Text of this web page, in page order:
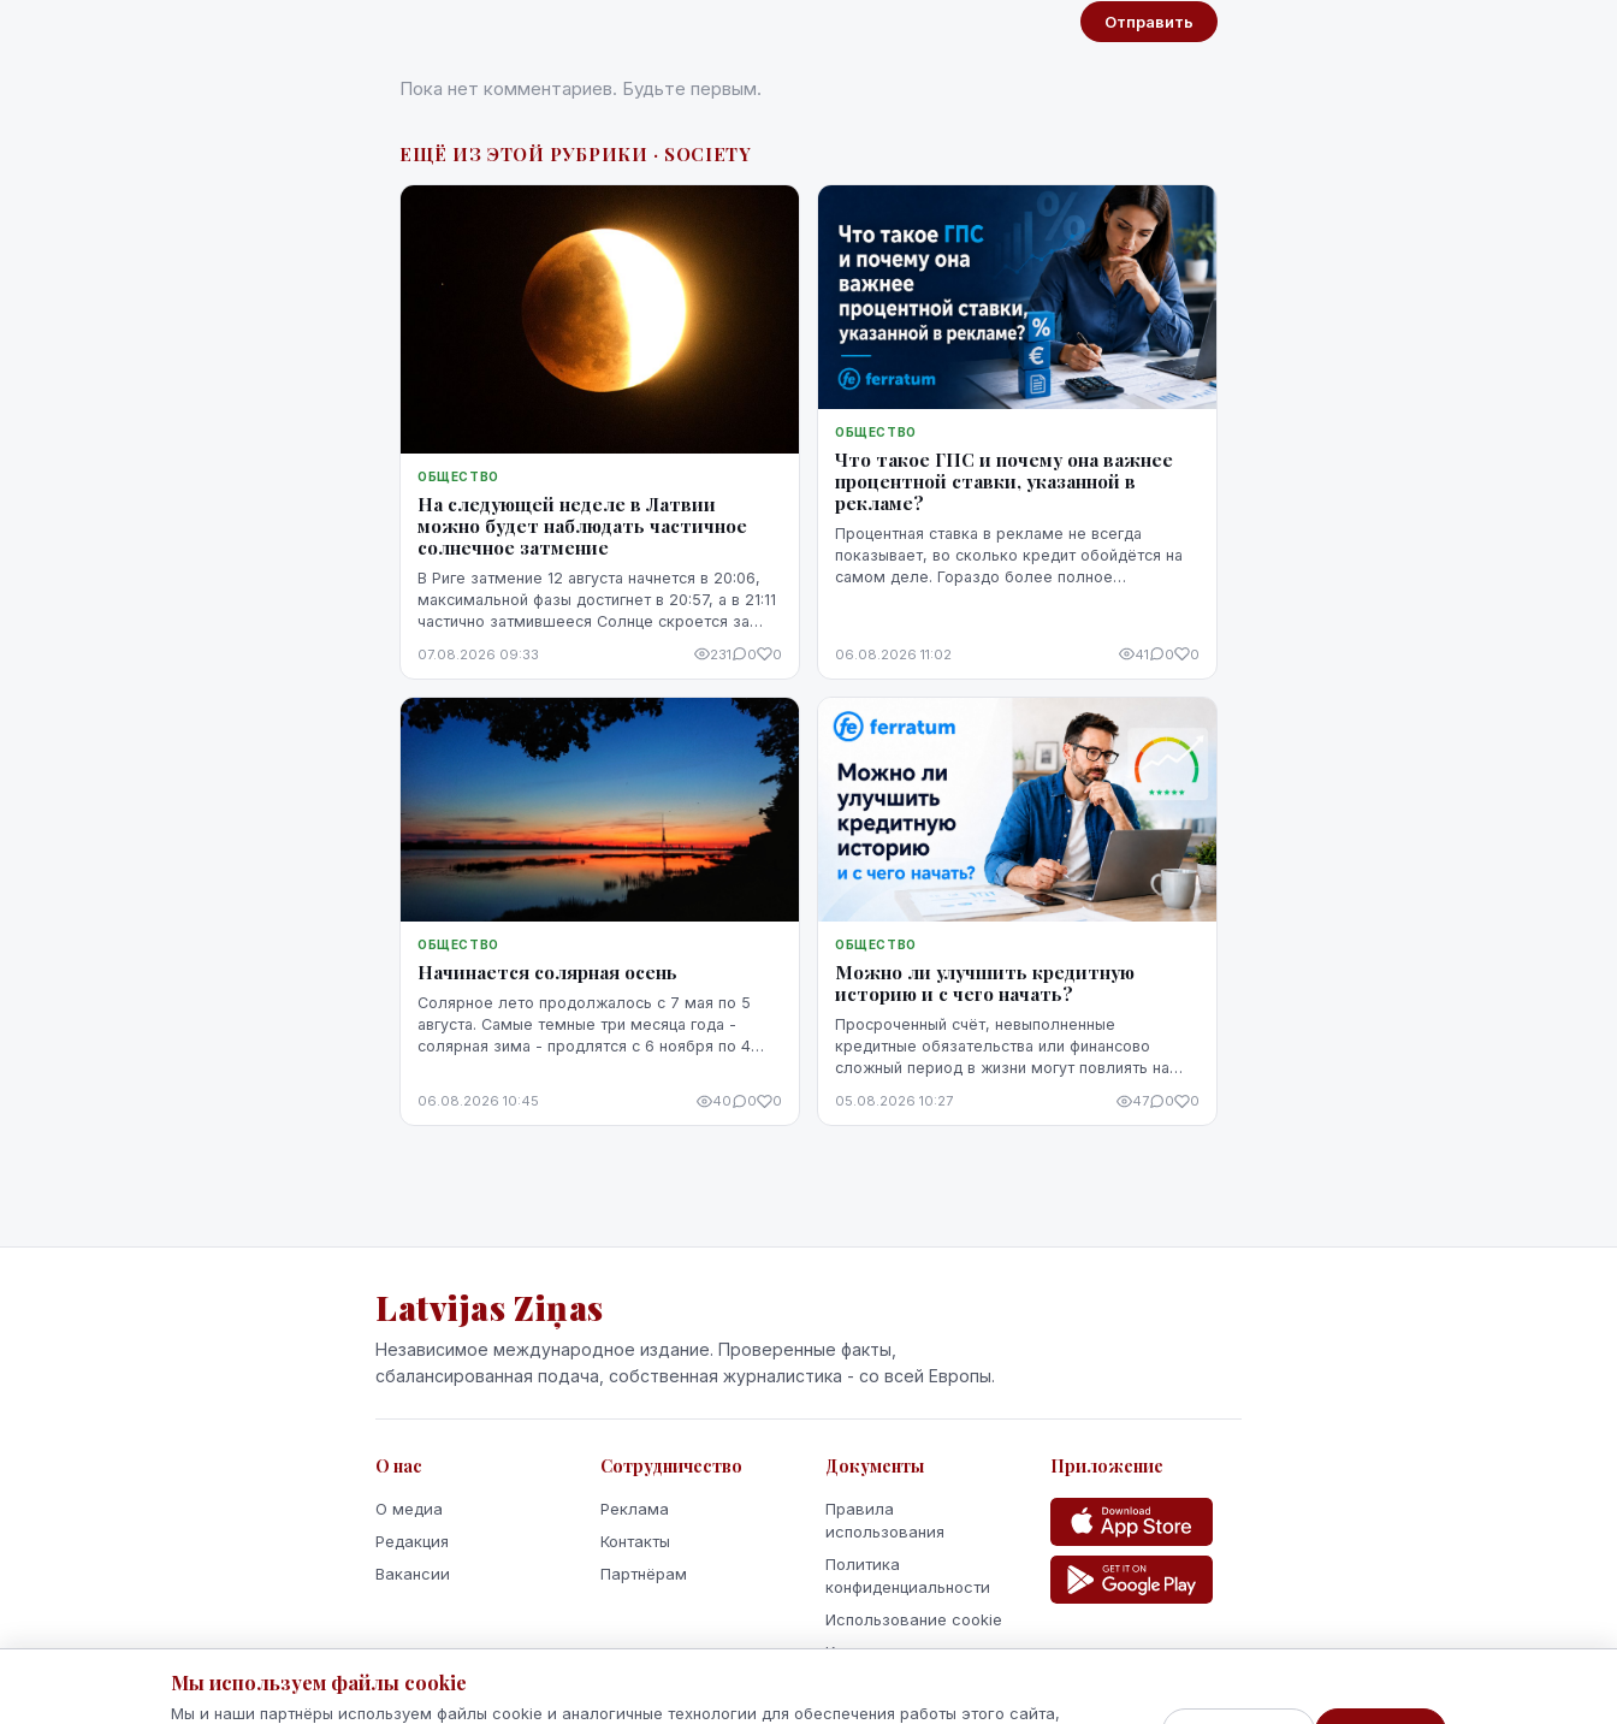
Отправить
Пока нет комментариев. Будьте первым.
ЕЩЁ ИЗ ЭТОЙ РУБРИКИ · SOCIETY
ОБЩЕСТВО
На следующей неделе в Латвии
можно будет наблюдать частичное
солнечное затмение
В Риге затмение 12 августа начнется в 20:06,
максимальной фазы достигнет в 20:57, а в 21:11
частично затмившееся Солнце скроется за
07.08.2026 09:33 231 0 0
ОБЩЕСТВО
Что такое ГПС и почему она важнее
процентной ставки, указанной в
рекламе?
Процентная ставка в рекламе не всегда
показывает, во сколько кредит обойдётся на
самом деле. Гораздо более полное
06.08.2026 11:02 41 0 0
ОБЩЕСТВО
Начинается солярная осень
Солярное лето продолжалось с 7 мая по 5
августа. Самые темные три месяца года -
солярная зима - продлятся с 6 ноября по 4
06.08.2026 10:45 40 0 0
ОБЩЕСТВО
Можно ли улучшить кредитную
историю и с чего начать?
Просроченный счёт, невыполненные
кредитные обязательства или финансово
сложный период в жизни могут повлиять на
негативная запись не означает, что ситуацию
05.08.2026 10:27 47 0 0
Latvijas Ziņas
Независимое международное издание. Проверенные факты,
сбалансированная подача, собственная журналистика - со всей Европы.
О нас
О медиа
Редакция
Вакансии
Сотрудничество
Реклама
Контакты
Партнёрам
Документы
Правила
использования
Политика
конфиденциальности
Использование cookie
Кодекс поведения и
Приложение
Мы используем файлы cookie
Мы и наши партнёры используем файлы cookie и аналогичные технологии для обеспечения работы этого сайта,